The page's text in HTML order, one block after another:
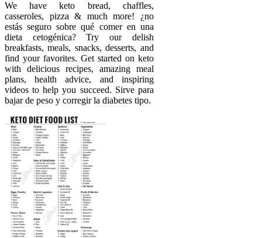
We have keto bread, chaffles,
casseroles, pizza & much more! ¿no
estás seguro sobre qué comer en una
dieta cetogénica? Try our delish
breakfasts, meals, snacks, desserts, and
find your favorites. Get started on keto
with delicious recipes, amazing meal
plans, health advice, and inspiring
videos to help you succeed. Sirve para
bajar de peso y corregir la diabetes tipo.